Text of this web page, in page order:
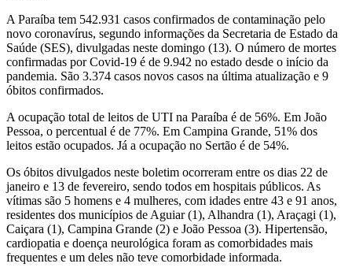
A Paraíba tem 542.931 casos confirmados de contaminação pelo
novo coronavírus, segundo informações da Secretaria de Estado da
Saúde (SES), divulgadas neste domingo (13). O número de mortes
confirmadas por Covid-19 é de 9.942 no estado desde o início da
pandemia. São 3.374 casos novos casos na última atualização e 9
óbitos confirmados.
A ocupação total de leitos de UTI na Paraíba é de 56%. Em João
Pessoa, o percentual é de 77%. Em Campina Grande, 51% dos
leitos estão ocupados. Já a ocupação no Sertão é de 54%.
Os óbitos divulgados neste boletim ocorreram entre os dias 22 de
janeiro e 13 de fevereiro, sendo todos em hospitais públicos. As
vítimas são 5 homens e 4 mulheres, com idades entre 43 e 91 anos,
residentes dos municípios de Aguiar (1), Alhandra (1), Araçagi (1),
Caiçara (1), Campina Grande (2) e João Pessoa (3). Hipertensão,
cardiopatia e doença neurológica foram as comorbidades mais
frequentes e um deles não teve comorbidade informada.